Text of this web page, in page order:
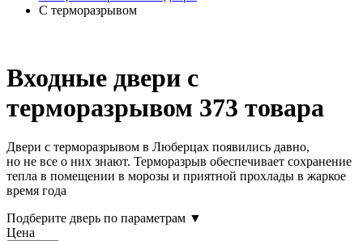
С терморазрывом
Входные двери с
терморазрывом 373 товара
Двери с терморазрывом в Люберцах появились давно,
но не все о них знают. Терморазрыв обеспечивает сохранение
тепла в помещении в морозы и приятной прохлады в жаркое
время года
Подберите дверь по параметрам ▼
Цена